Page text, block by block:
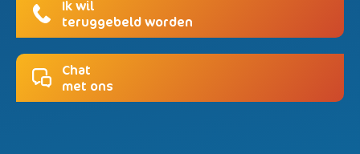
Ik wil
teruggebeld worden
Chat
met ons